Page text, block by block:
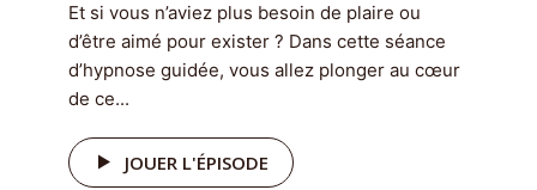
Et si vous n’aviez plus besoin de plaire ou
d’être aimé pour exister ? Dans cette séance
d’hypnose guidée, vous allez plonger au cœur
de ce...
JOUER L'ÉPISODE